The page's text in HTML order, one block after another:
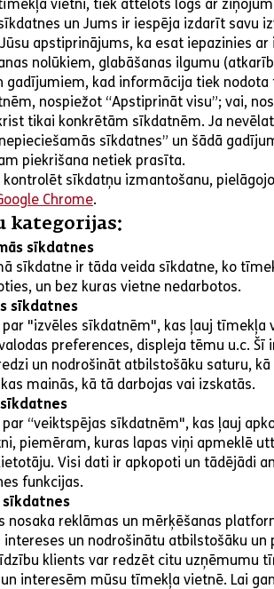
vietni, tiek attēlots logs ar
un Jums ir iespēja izdarīt savu
apstiprinājums, ka esat iepazinies
nolūkiem, glabāšanas ilgumu
gadījumiem, kad informācija tiek
nospiežot “Apstiprināt visu”; vai,
tikai konkrētām sīkdatnēm. Ja
sīkdatnes” un šādā
piekrišana netiek prasīta.
kontrolēt sīkdatņu izmantošanu,
Chrome.
kategorijas:
sīkdatnes
sīkdatne ir tāda veida sīkdatne, ko
un bez kuras vietne nedarbotos.
sīkdatnes
par "izvēles sīkdatnēm", kas ļauj
preferences, displeja tēmu u.c.
un nodrošināt atbilstošāku saturu,
mainās, kā tā darbojas vai izskatās.
par “veiktspējas sīkdatnēm", kas ļauj
piemēram, kuras lapas viņi apmeklē
Visi dati ir apkopoti un tādējādi
funkcijas.
nosaka reklāmas un mērķēšanas
un nodrošinātu atbilstošāku un
klients var redzēt citu uzņēmumu
interesēm mūsu tīmekļa vietnē. Lai